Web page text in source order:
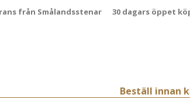
från Smålandsstenar 30 dagars öppet
Beställ innan